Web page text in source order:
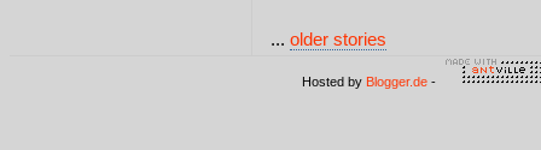
... older stories
Hosted by Blogger.de -